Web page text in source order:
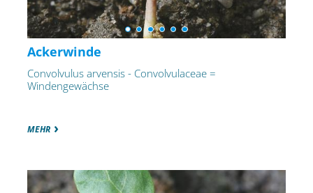
Ackerwinde
Convolvulus arvensis - Convolvulaceae =
Windengewächse
MEHR